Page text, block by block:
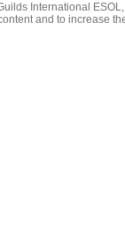
International
and to increase